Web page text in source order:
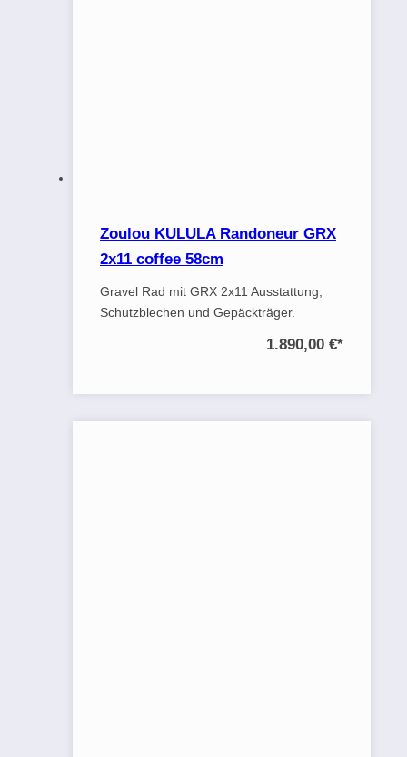
Zoulou KULULA Randoneur GRX
2x11 coffee 58cm
Gravel Rad mit GRX 2x11 Ausstattung,
Schutzblechen und Gepäckträger.
1.890,00 €*